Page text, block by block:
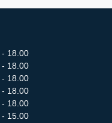
18.00
18.00
18.00
18.00
18.00
15.00